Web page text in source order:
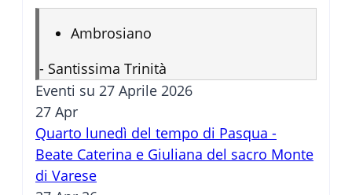
Ambrosiano
- Santissima Trinità
Eventi su 27 Aprile 2026
27 Apr
Quarto lunedì del tempo di Pasqua -
Beate Caterina e Giuliana del sacro Monte
di Varese